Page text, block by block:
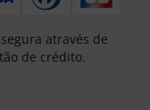
através de
de crédito.